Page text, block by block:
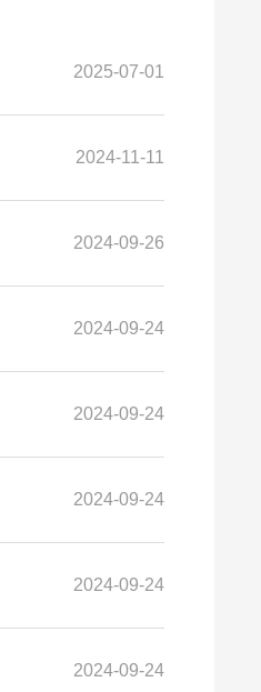
2025-07-01
2024-11-11
2024-09-26
2024-09-24
2024-09-24
2024-09-24
2024-09-24
2024-09-24